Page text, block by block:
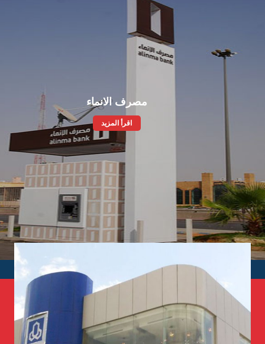
مصرف الانماء
الله أن يوفق الأجيال القادمة أن تبنى هذا البلد مدعمة
الذي يسود عالم اليوم واعية بأبعاد تجربة الماضي
والمثل العليا وبحق البلد على أبنائه في خدمته على أساس
مشروعاتنا